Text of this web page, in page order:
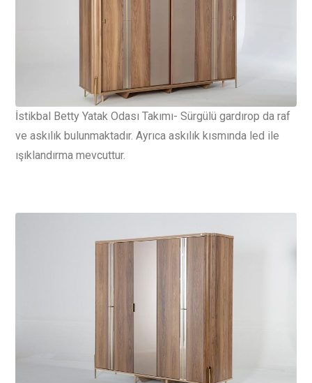
İstikbal Betty Yatak Odası Takımı- Sürgülü gardırop da raf
ve askılık bulunmaktadır. Ayrıca askılık kısmında led ile
ışıklandırma mevcuttur.